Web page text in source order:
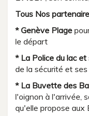
Tous Nos
* Genève Plage
le départ
* La Police du lac
de la sécurité et
* La Buvette des
l'oignon à l'arrivée,
qu'elle propose aux